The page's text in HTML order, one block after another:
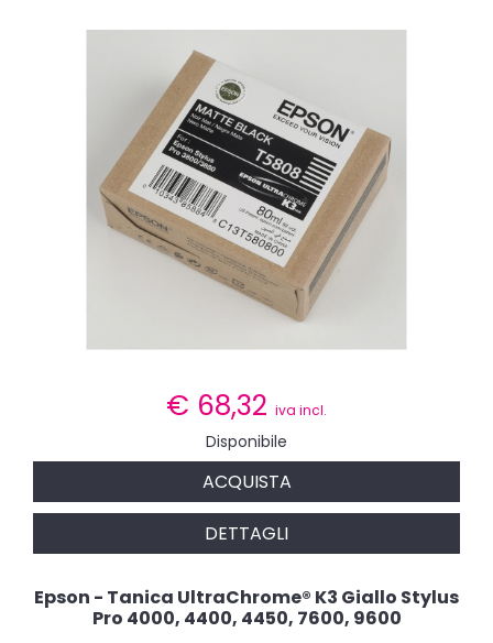
€ 68,32 iva incl.
Disponibile
ACQUISTA
DETTAGLI
Epson - Tanica UltraChrome® K3 Giallo Stylus
Pro 4000, 4400, 4450, 7600, 9600